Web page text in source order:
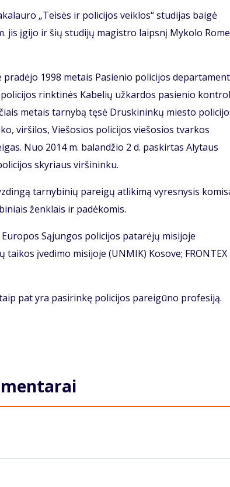
„Teisės ir policijos veiklos“ studijas baigė
jis įgijo ir šių studijų magistro laipsnį Mykolo
1998 metais Pasienio policijos
rinktinės Kabelių užkardos pasienio
metais tarnybą tęsė Druskininkų miesto
viršilos, Viešosios policijos viešosios tvarkos
Nuo 2014 m. balandžio 2 d. paskirtas Alytaus
skyriaus viršininku.
tarnybinių pareigų atlikimą vyresnysis
ženklais ir padėkomis.
Sąjungos policijos patarėjų misijoje
įvedimo misijoje (UNMIK) Kosove; FRONTEX
pat yra pasirinkę policijos pareigūno profesiją.